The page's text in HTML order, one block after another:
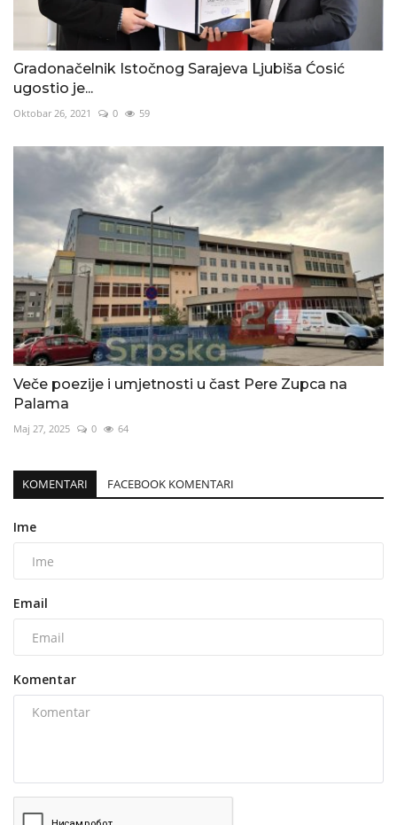
Gradonačelnik Istočnog Sarajeva Ljubiša Ćosić
ugostio je...
Oktobar 26, 2021 0 59
Veče poezije i umjetnosti u čast Pere Zupca na
Palama
Maj 27, 2025 0 64
KOMENTARI FACEBOOK KOMENTARI
Ime
Email
Komentar